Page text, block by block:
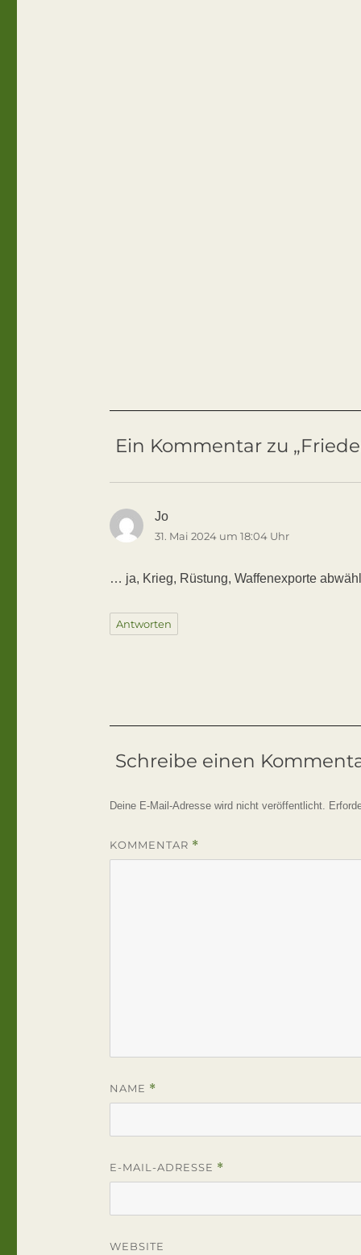
Ein Kommentar zu
Jo
31. Mai 2024 um 18:04 Uhr
… ja, Krieg, Rüstung, Waffenexporte
Antworten
Schreibe einen
Deine E-Mail-Adresse wird nicht veröffentlicht.
KOMMENTAR *
NAME *
E-MAIL-ADRESSE *
WEBSITE